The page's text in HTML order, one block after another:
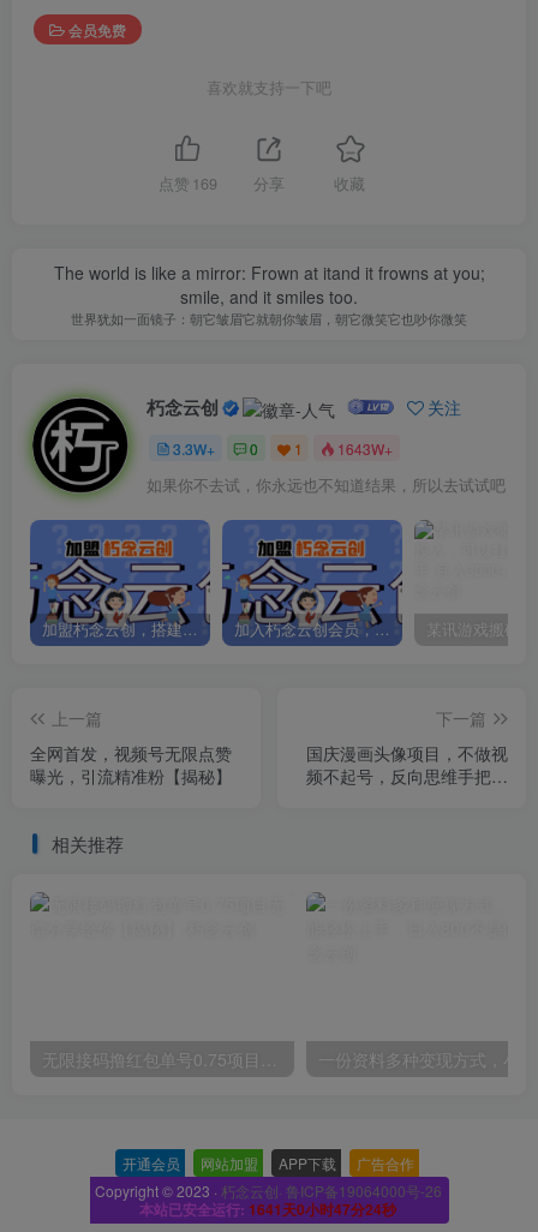
会员免费
喜欢就支持一下吧
点赞 169 分享 收藏
The world is like a mirror: Frown at itand it frowns at you;
smile, and it smiles too.
世界犹如一面镜子：朝它皱眉它就朝你皱眉，朝它微笑它也吵你微笑
朽念云创 关注
3.3W+ 0 1 1643W+
如果你不去试，你永远也不知道结果，所以去试试吧
加盟朽念云创，搭建同款项目资源站，实现日入2000+ 加入朽念云创会员，全站资源免费学习。
上一篇
全网首发，视频号无限点赞
曝光，引流精准粉【揭秘】
下一篇
国庆漫画头像项目，不做视
频不起号，反向思维手把手
相关推荐
无限接码撸红包单号0.75项目无偿分享给你【揭秘】
开通会员 网站加盟 APP下载 广告合作
Copyright © 2023 · 朽念云创· 鲁ICP备19064000号-26
本站已安全运行: 1641天0小时47分25秒